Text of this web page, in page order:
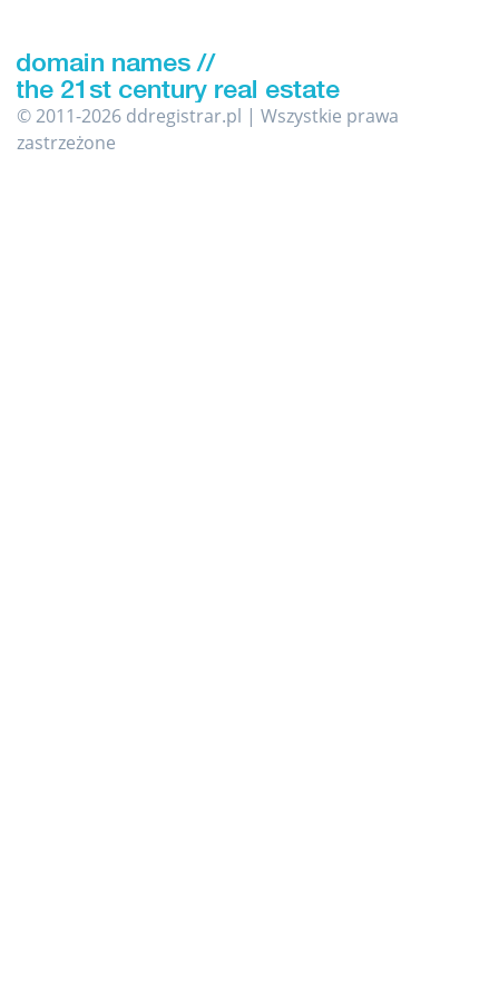
© 2011-2026 ddregistrar.pl | Wszystkie prawa
zastrzeżone